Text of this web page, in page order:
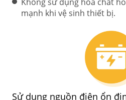
mạnh khi vệ sinh thiết bị.
Sử dụng nguồn điện ổn